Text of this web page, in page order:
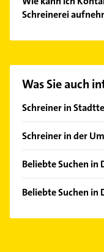
Schreinerei
Hier finden Sie alle
Was Sie auch
Schreiner in
Angermund
Bilk
Derendorf
Eller
Schreiner in der
Meerbusch
Kaarst
Beliebte Suchen in
Dachdecker
Rohrreinigung
Beliebte Suchen